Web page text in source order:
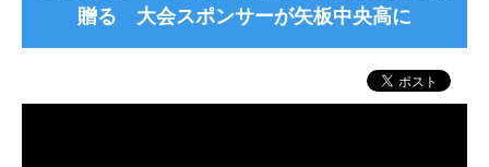
贈る 大会スポンサーが矢板中央高に